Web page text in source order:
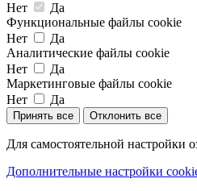
Нет
Да
Функциональные файлы cookie
Нет
Да
Аналитические файлы cookie
Нет
Да
Маркетинговые файлы cookie
Нет
Да
Принять все Отклонить все
Для самостоятельной настройки
Дополнительные настройки